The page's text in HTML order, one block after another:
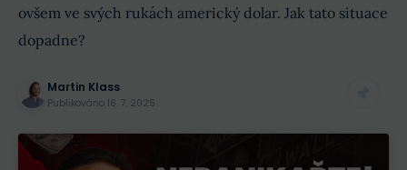
ovšem ve svých rukách americký dolar. Jak tato situace
dopadne?
Martin Klass
Publikováno 16. 7. 2025